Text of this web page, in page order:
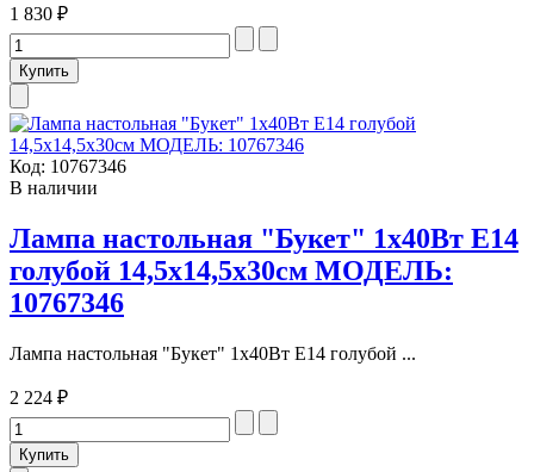
1 830 ₽
Код: 10767346
В наличии
Лампа настольная "Букет" 1х40Вт Е14
голубой 14,5х14,5х30см МОДЕЛЬ:
10767346
Лампа настольная "Букет" 1х40Вт Е14 голубой ...
2 224 ₽